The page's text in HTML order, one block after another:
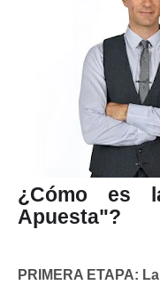
¿Cómo es
Apuesta"?
PRIMERA ETAPA: